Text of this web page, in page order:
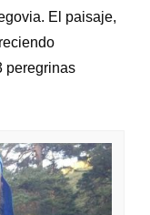
El paisaje,
peregrinas